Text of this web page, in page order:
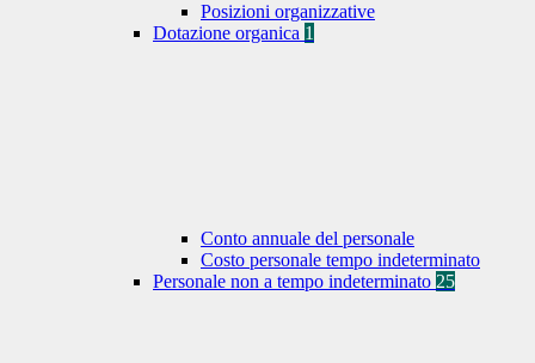
Posizioni organizzative
Dotazione organica 1
Conto annuale del personale
Costo personale tempo indeterminato
Personale non a tempo indeterminato 25